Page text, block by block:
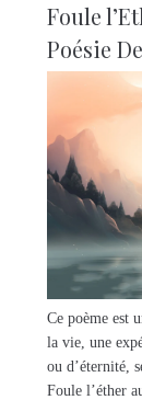
Foule
Poésie
Ce poème est
la vie, une
ou d’éternité,
Foule l’éther